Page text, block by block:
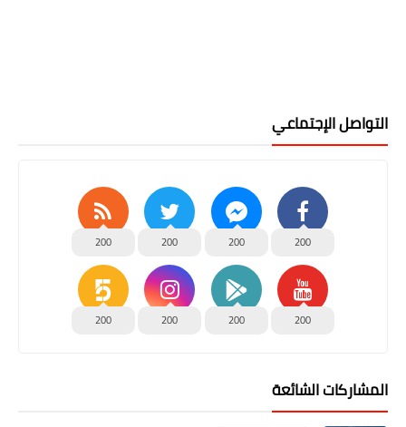
التواصل الإجتماعي
200
200
200
200
200
200
200
200
المشاركات الشائعة